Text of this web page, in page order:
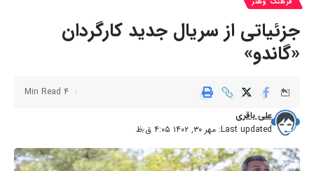
جزئیاتی از سریال جدید کارگردان
«گاندو»
Last updated: مهر ۳۰, ۱۴۰۲ ۴:۰۵ ق٫ظ
علی باقری
4 Min Read